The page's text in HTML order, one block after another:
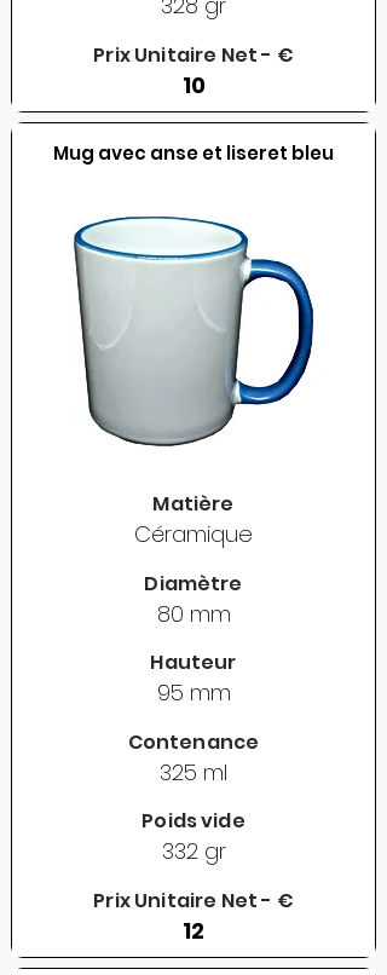
Prix Unitaire Net - €
10
Mug avec anse et liseret bleu
Matière
Céramique
Diamètre
80 mm
Hauteur
95 mm
Contenance
325 ml
Poids vide
332 gr
Prix Unitaire Net - €
12